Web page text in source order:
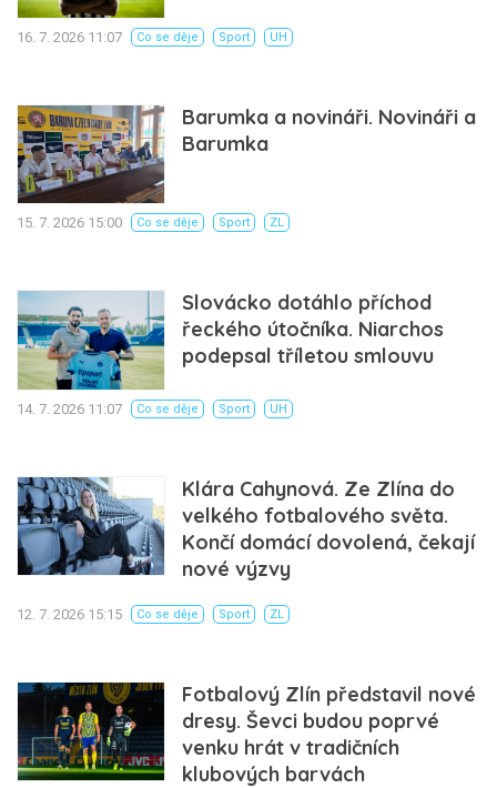
16. 7. 2026 11:07 Co se děje Sport UH
Barumka a novináři. Novináři a
Barumka
15. 7. 2026 15:00 Co se děje Sport ZL
Slovácko dotáhlo příchod
řeckého útočníka. Niarchos
podepsal tříletou smlouvu
14. 7. 2026 11:07 Co se děje Sport UH
Klára Cahynová. Ze Zlína do
velkého fotbalového světa.
Končí domácí dovolená, čekají
nové výzvy
12. 7. 2026 15:15 Co se děje Sport ZL
Fotbalový Zlín představil nové
dresy. Ševci budou poprvé
venku hrát v tradičních
klubových barvách